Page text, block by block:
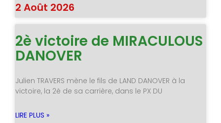
2 Août 2026
2è victoire de MIRACULOUS
DANOVER
Julien TRAVERS mène le fils de LAND DANOVER à la
victoire, la 2è de sa carrière, dans le PX DU
LIRE PLUS »